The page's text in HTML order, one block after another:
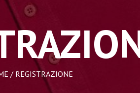
/ REGISTRAZIONE